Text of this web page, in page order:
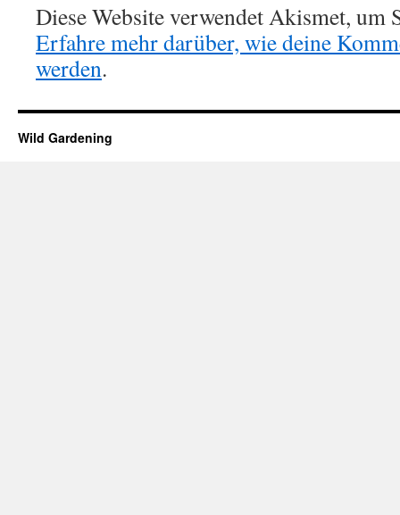
Diese Website verwendet Akismet, um
Erfahre mehr darüber, wie deine
werden.
Wild Gardening